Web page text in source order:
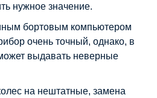
нужное значение.
бортовым компьютером
очень точный, однако, в
выдавать неверные
на нештатные, замена